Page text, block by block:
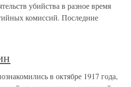
убийства в разное время
комиссий. Последние
в октябре 1917 года,